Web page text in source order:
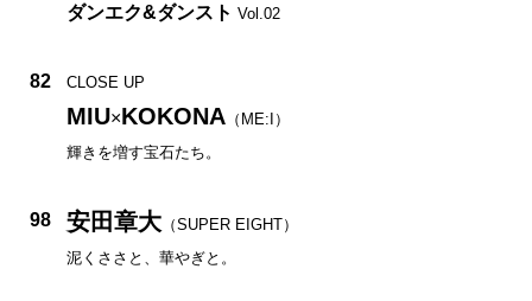
ダンエク&ダンスト Vol.02
82 CLOSE UP
MIU×KOKONA （ME:I）
輝きを増す宝石たち。
98 安田章大 （SUPER EIGHT）
泥くささと、華やぎと。